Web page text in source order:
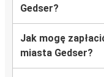
Gedser?
Jak mogę
miasta Gedser?